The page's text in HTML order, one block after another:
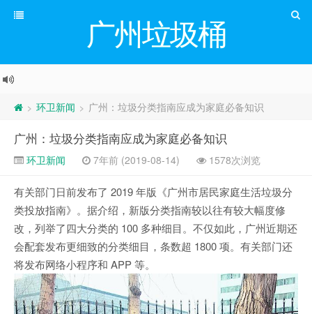
广州垃圾桶
> 环卫新闻 > 广州：垃圾分类指南应成为家庭必备知识
广州：垃圾分类指南应成为家庭必备知识
环卫新闻 7年前 (2019-08-14) 1578次浏览
有关部门日前发布了 2019 年版《广州市居民家庭生活垃圾分
类投放指南》。据介绍，新版分类指南较以往有较大幅度修
改，列举了四大分类的 100 多种细目。不仅如此，广州近期还
会配套发布更细致的分类细目，条数超 1800 项。有关部门还
将发布网络小程序和 APP 等。